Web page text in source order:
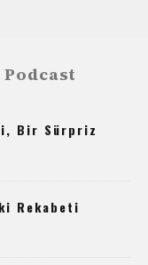
Podcast
Bir Sürpriz
Rekabeti